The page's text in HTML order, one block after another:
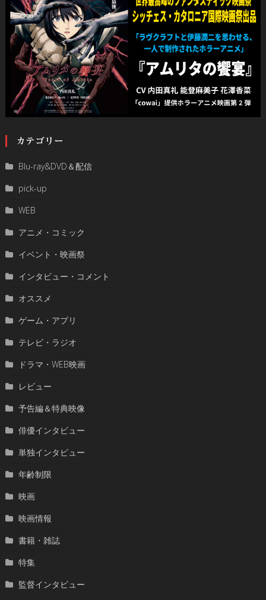
カテゴリー
Blu-ray&DVD＆配信
pick-up
WEB
アニメ・コミック
イベント・映画祭
インタビュー・コメント
オススメ
ゲーム・アプリ
テレビ・ラジオ
ドラマ・WEB映画
レビュー
予告編＆特典映像
俳優インタビュー
単独インタビュー
年齢制限
映画
映画情報
書籍・雑誌
特集
監督インタビュー